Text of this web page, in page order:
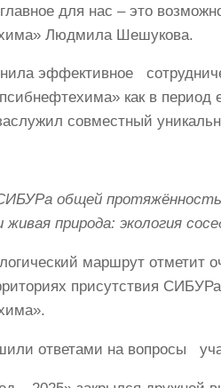
для нас – это
Людмила Шешукова.
эффективное
как в период
совместный
общей
природа: экология
маршрут
присутствия
ответами на вопросы